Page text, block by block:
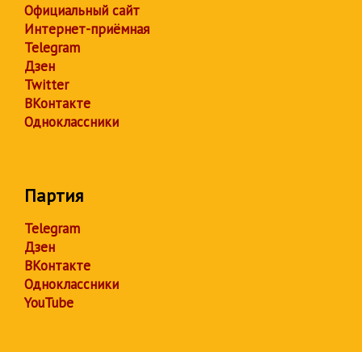
Официальный сайт
Интернет-приёмная
Telegram
Дзен
Twitter
ВКонтакте
Одноклассники
Партия
Telegram
Дзен
ВКонтакте
Одноклассники
YouTube